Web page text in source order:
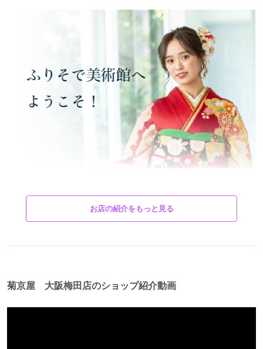
お店の紹介をもっと見る
菊京屋 大阪梅田店のショップ紹介動画